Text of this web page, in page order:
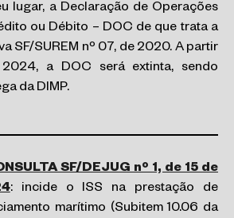
lugar, a Declaração de Operações
ou Débito – DOC de que trata a
SF/SUREM nº 07, de 2020. A partir
a DOC será extinta, sendo
da DIMP.
SF/DEJUG nº 1, de 15 de
: incide o ISS na prestação de
marítimo (Subitem 10.06 da